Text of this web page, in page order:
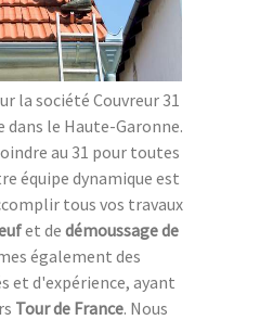
la société Couvreur 31
le Haute-Garonne.
au 31 pour toutes
équipe dynamique est
tous vos travaux
et de démoussage de
également des
et d'expérience, ayant
Tour de France. Nous